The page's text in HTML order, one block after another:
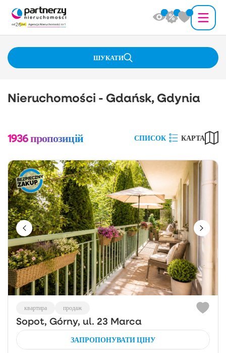
ШУКАТИ
Nieruchomości - Gdańsk, Gdynia
1936пропозицій СПИСОК КАРТА
квартира продаж
Sopot, Górny, ul. 23 Marca
ЗАПРОПОНУВАТИ ЦІНУ